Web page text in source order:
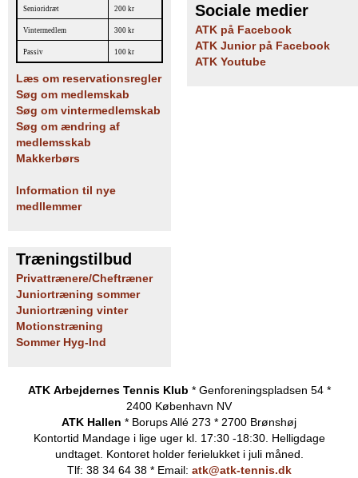
Senioridræt 200 kr
Vintermedlem 300 kr
Passiv 100 kr
Læs om reservationsregler
Søg om medlemskab
Søg om vintermedlemskab
Søg om ændring af
medlemsskab
Makkerbørs
Information til nye
medllemmer
Træningstilbud
Privattrænere/Cheftræner
Juniortræning sommer
Juniortræning vinter
Motionstræning
Sommer Hyg-Ind
Sociale medier
ATK på Facebook
ATK Junior på Facebook
ATK Youtube
ATK Arbejdernes Tennis Klub * Genforeningspladsen 54 *
2400 København NV
ATK Hallen * Borups Allé 273 * 2700 Brønshøj
Kontortid Mandage i lige uger kl. 17:30 -18:30. Helligdage
undtaget. Kontoret holder ferielukket i juli måned.
Tlf: 38 34 64 38 * Email: atk@atk-tennis.dk